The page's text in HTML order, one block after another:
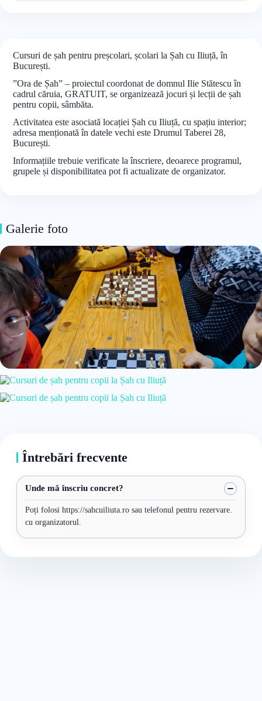
Cursuri de șah pentru preșcolari, școlari la Șah cu Iliuță, în
București.
”Ora de Șah” – proiectul coordonat de domnul Ilie Stătescu în
cadrul căruia, GRATUIT, se organizează jocuri și lecții de șah
pentru copii, sâmbăta.
Activitatea este asociată locației Șah cu Iliuță, cu spațiu interior;
adresa menționată în datele vechi este Drumul Taberei 28,
București.
Informațiile trebuie verificate la înscriere, deoarece programul,
grupele și disponibilitatea pot fi actualizate de organizator.
Galerie foto
Întrebări frecvente
Unde mă înscriu concret?
Poți folosi https://sahcuiliuta.ro sau telefonul pentru rezervare.
cu organizatorul.